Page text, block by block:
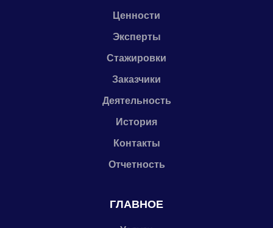
Ценности
Эксперты
Стажировки
Заказчики
Деятельность
История
Контакты
Отчетность
ГЛАВНОЕ